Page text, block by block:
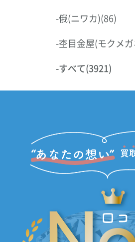
-俄(ニワカ)(86)
-杢目金屋(モクメ
-すべて(3921)